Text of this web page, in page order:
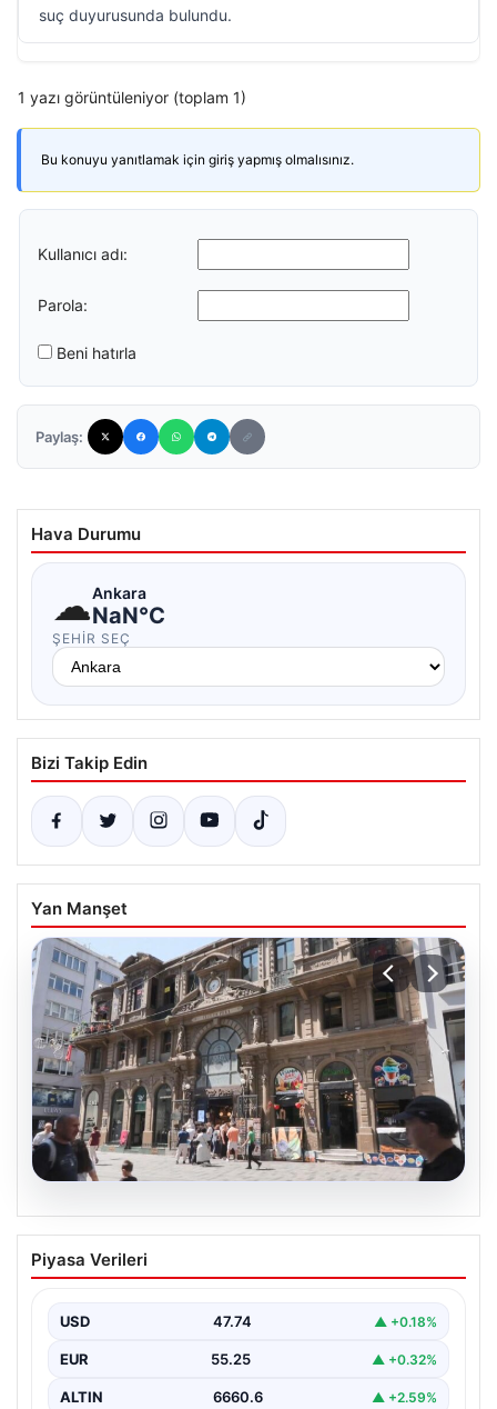
suç duyurusunda bulundu.
1 yazı görüntüleniyor (toplam 1)
Bu konuyu yanıtlamak için giriş yapmış olmalısınız.
Kullanıcı adı:
Parola:
Beni hatırla
Paylaş:
Hava Durumu
☁Ankara
NaN°C
ŞEHIR SEÇ
Bizi Takip Edin
Yan Manşet
08.08.2026
Çiçek Pasajı’nın Görünümünde Yaşanan
Değişiklikler Tartışma Yarattı
Çiçek Pasajı, son dönemde giriş cephesine
yerleştirilen…
Piyasa Verileri
USD 47.74 ▲ +0.18%
EUR 55.25 ▲ +0.32%
ALTIN 6660.6 ▲ +2.59%